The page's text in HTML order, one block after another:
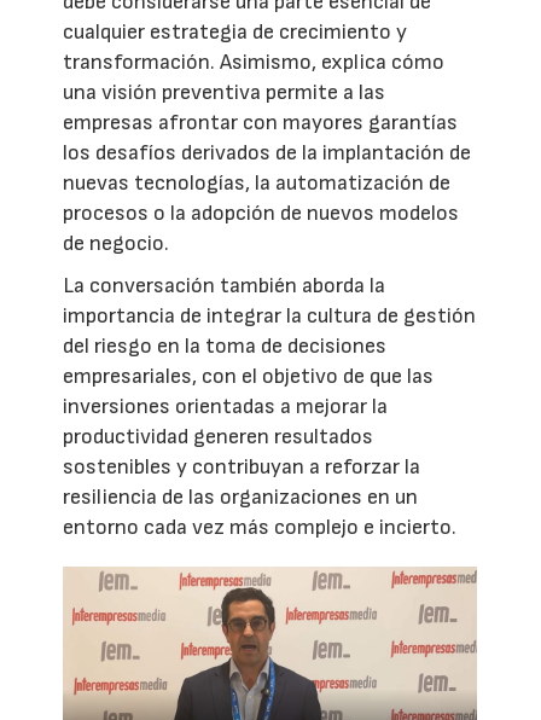
cualquier estrategia de crecimiento y
transformación. Asimismo, explica cómo
una visión preventiva permite a las
empresas afrontar con mayores garantías
los desafíos derivados de la implantación de
nuevas tecnologías, la automatización de
procesos o la adopción de nuevos modelos
de negocio.
La conversación también aborda la
importancia de integrar la cultura de gestión
del riesgo en la toma de decisiones
empresariales, con el objetivo de que las
inversiones orientadas a mejorar la
productividad generen resultados
sostenibles y contribuyan a reforzar la
resiliencia de las organizaciones en un
entorno cada vez más complejo e incierto.